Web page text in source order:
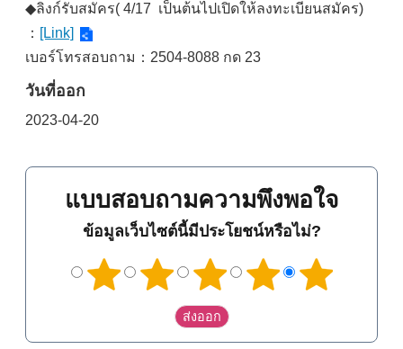
◆ลิงก์รับสมัคร( 4/17 เป็นต้นไปเปิดให้ลงทะเบียนสมัคร)
： [Link]
เบอร์โทรสอบถาม：2504-8088 กด 23
วันที่ออก
2023-04-20
แบบสอบถามความพึงพอใจ
ข้อมูลเว็บไซต์นี้มีประโยชน์หรือไม่?